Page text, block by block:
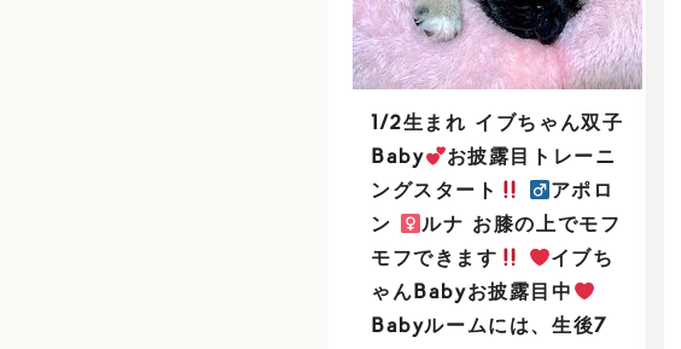
1/2生まれ イブちゃん双子
Baby
お披露目トレーニ
ングスタート
アポロ
ン
ルナ お膝の上でモフ
モフできます
イブち
ゃんBabyお披露目中
Babyルームには、生後7